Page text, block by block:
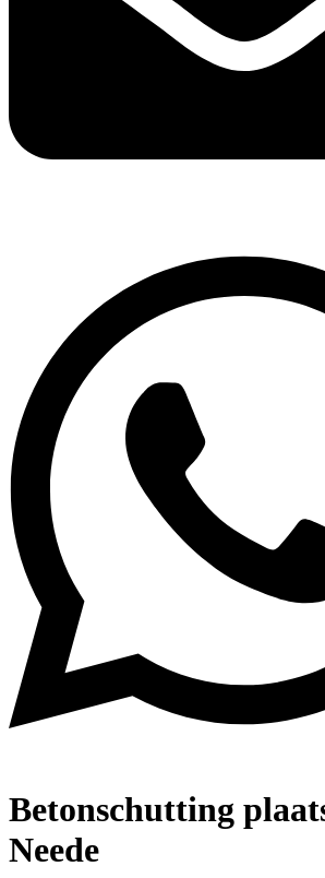
Betonschutting
Neede